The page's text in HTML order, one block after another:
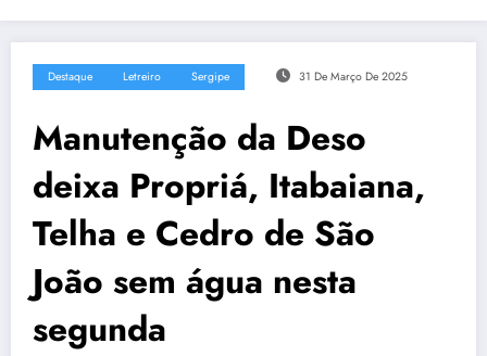
Destaque Letreiro Sergipe 31 De Março De 2025
Manutenção da Deso
deixa Propriá, Itabaiana,
Telha e Cedro de São
João sem água nesta
segunda